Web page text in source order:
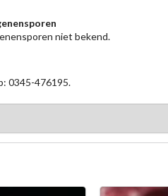
niet bekend.
0345-476195.